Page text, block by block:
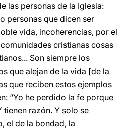
las personas de la Iglesia:
personas que dicen ser
vida, incoherencias, por el
cristianas cosas
Son siempre los
que alejan de la vida [de la
que reciben estos ejemplos
“Yo he perdido la fe porque
tienen razón. Y solo se
el de la bondad, la